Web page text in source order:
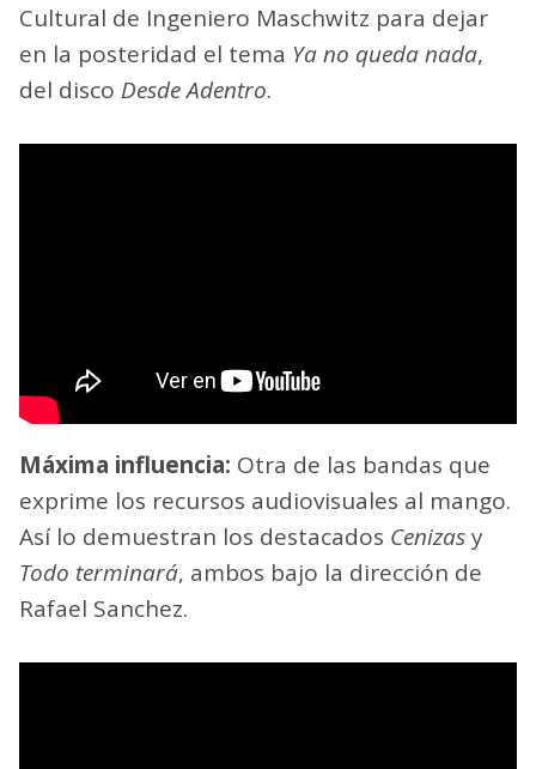
Cultural de Ingeniero Maschwitz para dejar
en la posteridad el tema Ya no queda nada,
del disco Desde Adentro.
Máxima influencia: Otra de las bandas que
exprime los recursos audiovisuales al mango.
Así lo demuestran los destacados Cenizasy
Todo terminará, ambos bajo la dirección de
Rafael Sanchez.